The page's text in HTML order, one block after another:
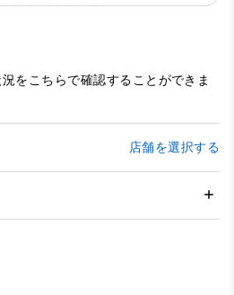
をこちらで確認することができま
店舗を選択する